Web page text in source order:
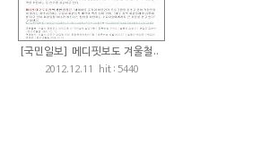
[국민일보] 메디핏보도 겨울철..
2012.12.11 hit : 5440